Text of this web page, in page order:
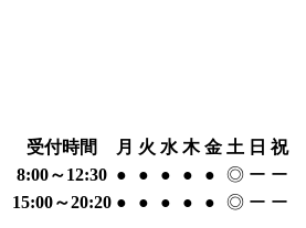
受付時間 月 火 水 木 金 土 日 祝
8:00～12:30 ● ● ● ● ● ◎ ー ー
15:00～20:20 ● ● ● ● ● ◎ ー ー